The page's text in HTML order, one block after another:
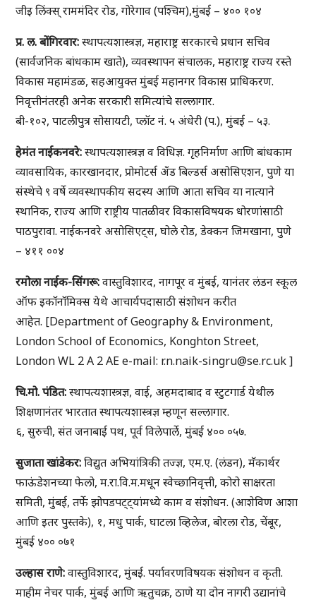
जीइ लिंक्स् राममंदिर रोड, गोरेगाव (पश्चिम),मुंबई – ४०० १०४
प्र. ल. बोंगिरवार:स्थापत्यशास्त्रज्ञ, महाराष्ट्र सरकारचे प्रधान सचिव
(सार्वजनिक बांधकाम खाते), व्यवस्थापन संचालक, महाराष्ट्र राज्य रस्ते
विकास महामंडळ, सहआयुक्त मुंबई महानगर विकास प्राधिकरण.
निवृत्तीनंतरही अनेक सरकारी समित्यांचे सल्लागार.
बी-१०२, पाटलीपुत्र सोसायटी, प्लॉट नं. ५ अंधेरी (प.), मुंबई – ५३.
हेमंत नाईकनवरे:स्थापत्यशास्त्रज्ञ व विधिज्ञ. गृहनिर्माण आणि बांधकाम
व्यावसायिक, कारखानदार, प्रोमोटर्स अँड बिल्डर्स असोसिएशन, पुणे या
संस्थेचे ९ वर्षे व्यवस्थापकीय सदस्य आणि आता सचिव या नात्याने
स्थानिक, राज्य आणि राष्ट्रीय पातळीवर विकासविषयक धोरणांसाठी
पाठपुरावा. नाईकनवरे असोसिएट्स, घोले रोड, डेक्कन जिमखाना, पुणे
– ४११ ००४
रमोला नाईक-सिंगरू:वास्तुविशारद, नागपूर व मुंबई, यानंतर लंडन स्कूल
ऑफ इकॉनॉमिक्स येथे आचार्यपदासाठी संशोधन करीत
आहेत. [Department of Geography & Environment,
London School of Economics, Konghton Street,
London WL 2 A 2 AE e-mail: r.n.naik-singru@se.rc.uk ]
चि.मो. पंडित:स्थापत्यशास्त्रज्ञ, वाई, अहमदाबाद व स्टुटगार्ड येथील
शिक्षणानंतर भारतात स्थापत्यशास्त्रज्ञ म्हणून सल्लागार.
६, सुरुची, संत जनाबाई पथ, पूर्व विलेपार्ले, मुंबई ४०० ०५७.
सुजाता खांडेकर:विद्युत अभियांत्रिकी तज्ज्ञ, एम.ए. (लंडन), मॅकार्थर
फाऊंडेशनच्या फेलो, म.रा.वि.म.मधून स्वेच्छानिवृत्ती, कोरो साक्षरता
समिती, मुंबई, तर्फे झोपडपट्ट्यांमध्ये काम व संशोधन. (आशेविण आशा
आणि इतर पुस्तके), १, मधु पार्क, घाटला व्हिलेज, बोरला रोड, चेंबूर,
मुंबई ४०० ०७१
उल्हास राणे:वास्तुविशारद, मुंबई. पर्यावरणविषयक संशोधन व कृती.
माहीम नेचर पार्क, मुंबई आणि ऋतुचक्र, ठाणे या दोन नागरी उद्यानांचे